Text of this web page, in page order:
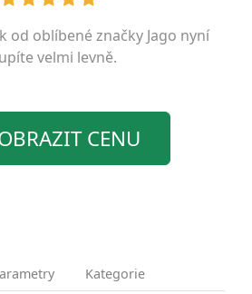
od oblíbené značky Jago nyní
velmi levně.
CENU
Kategorie